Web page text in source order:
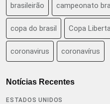
brasileirão campeonato
copa do brasil Copa
coronavirus coronavírus
Notícias Recentes
ESTADOS UNIDOS